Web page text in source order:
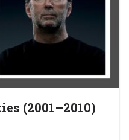
(2001–2010)